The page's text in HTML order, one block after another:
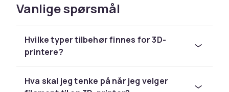
materiale og komponenter stor skillnad i hur
slutresultatet blir.
Filament till 3d-skrivere i uika
materiale og farger
Filament är grunden i 3d-utskrifter og finns i
flera materiale som PLA, ABS og PETG, samt i
Vanlige spørsmål
Hvilke typer tilbehør finnes for 3D-
printere?
Hva skal jeg tenke på når jeg velger